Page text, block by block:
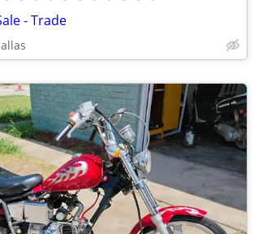
- Trade